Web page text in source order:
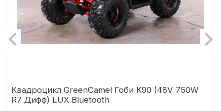
Квадроцикл GreenCamel Гоби K90 (48V 750W
R7 Дифф) LUX Bluetooth